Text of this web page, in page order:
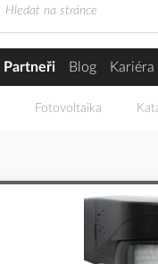
Partneři Blog Kariéra
Fotovoltaika